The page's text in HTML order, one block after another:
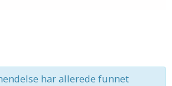
har allerede funnet